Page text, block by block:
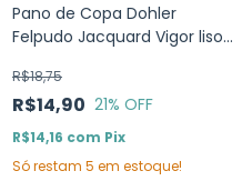
Pano de Copa Dohler
Felpudo Jacquard Vigor liso
x 70cm
R$14,90
R$18,75
21% OFF
R$14,16 com Pix
Só restam 5 em estoque!